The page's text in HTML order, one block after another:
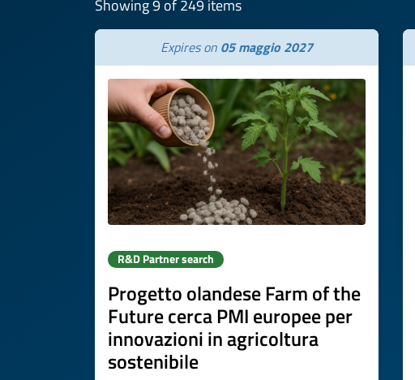
Showing 9 of 249 items
Expires on 05 maggio 2027
R&D Partner search
Progetto olandese Farm of the
Future cerca PMI europee per
innovazioni in agricoltura
sostenibile